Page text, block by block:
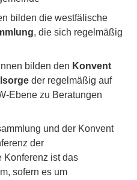
bilden die westfälische
, die sich regelmäßig
bilden den Konvent
der regelmäßig auf
Ebene zu Beratungen
und der Konvent
der
Konferenz ist das
sofern es um